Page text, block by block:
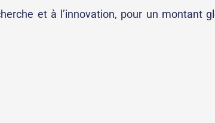
et à l’innovation, pour un montant